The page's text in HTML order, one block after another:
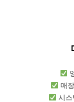
매
시스